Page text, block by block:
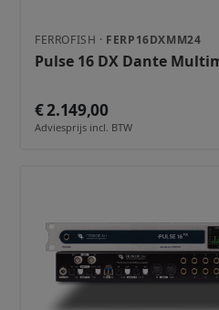
FERROFISH · FERP16DXMM24
Pulse 16 DX Dante
€ 2.149,00
Adviesprijs incl. BTW